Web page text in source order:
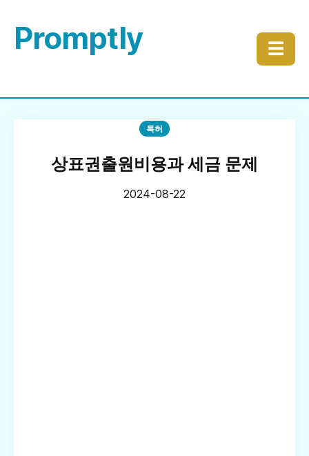
Promptly ☰
특허
상표권출원비용과 세금 문제
2024-08-22